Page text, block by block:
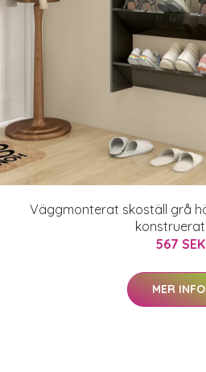
Väggmonterat skoställ grå
567 SEK
MER